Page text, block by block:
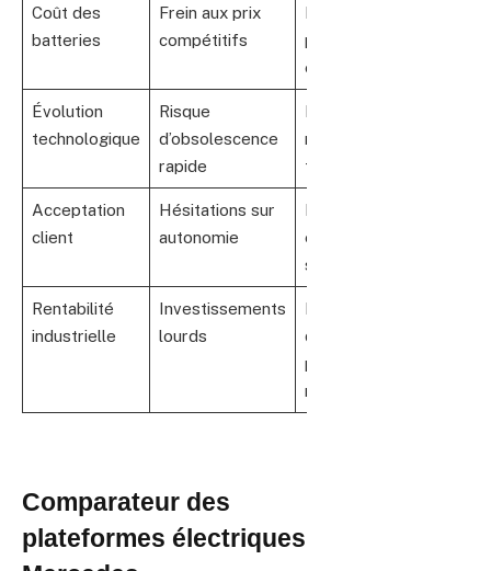
Coût des
batteries
Frein aux prix
compétitifs
Hybridation
progressive
et R&D
Évolution
technologique
Risque
d’obsolescence
rapide
Plateformes
modulaires
flexibles
Acceptation
client
Hésitations sur
autonomie
Information
et
sensibilisation
Rentabilité
industrielle
Investissements
lourds
Priorisation
des
plateformes
rentables
Comparateur des
plateformes électriques